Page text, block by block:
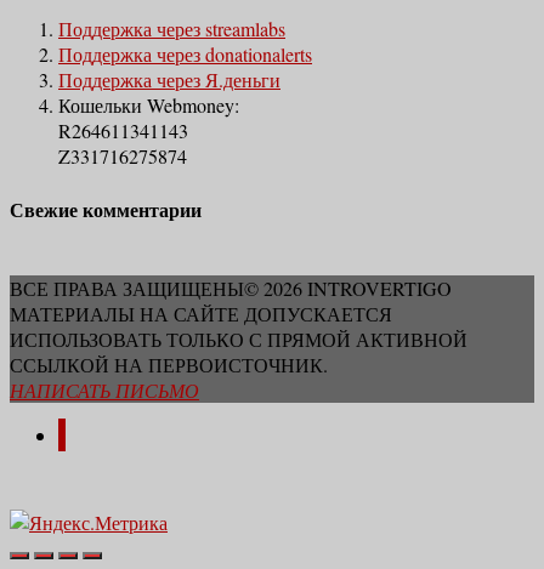
Поддержка через streamlabs
Поддержка через donationalerts
Поддержка через Я.деньги
Кошельки Webmoney:
R264611341143
Z331716275874
Свежие комментарии
ВСЕ ПРАВА ЗАЩИЩЕНЫ© 2026 INTROVERTIGO
МАТЕРИАЛЫ НА САЙТЕ ДОПУСКАЕТСЯ
ИСПОЛЬЗОВАТЬ ТОЛЬКО С ПРЯМОЙ АКТИВНОЙ
ССЫЛКОЙ НА ПЕРВОИСТОЧНИК.
НАПИСАТЬ ПИСЬМО